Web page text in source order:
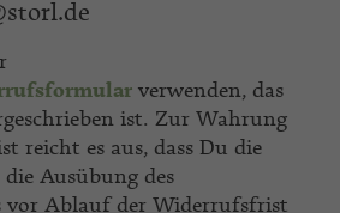
verwenden, das
ist. Zur Wahrung
reicht es aus, dass Du die
Ausübung des
vor Ablauf der Widerrufsfrist